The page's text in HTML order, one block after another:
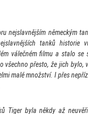
nejslavnějším německým
tanků historie
válečném filmu a stalo se
všechno přesto, že jich bylo,
malé množství. I přes
Tiger byla někdy až